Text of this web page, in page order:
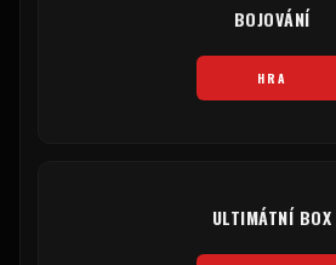
BOJOVÁNÍ
HRA
ULTIMÁTNÍ BOX